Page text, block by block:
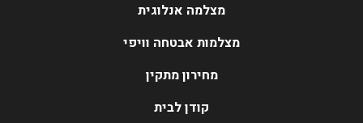
מצלמה אנלוגית
מצלמות אבטחה וויפי
מחירון מתקין
קודן לבית